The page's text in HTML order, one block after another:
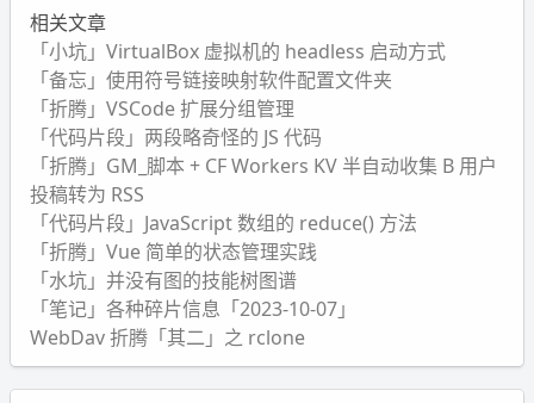
相关文章
「小坑」VirtualBox 虚拟机的 headless 启动方式
「备忘」使用符号链接映射软件配置文件夹
「折腾」VSCode 扩展分组管理
「代码片段」两段略奇怪的 JS 代码
「折腾」GM_脚本 + CF Workers KV 半自动收集 B 用户
投稿转为 RSS
「代码片段」JavaScript 数组的 reduce() 方法
「折腾」Vue 简单的状态管理实践
「水坑」并没有图的技能树图谱
「笔记」各种碎片信息「2023-10-07」
WebDav 折腾「其二」之 rclone